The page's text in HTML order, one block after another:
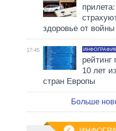
здоровье от войны
17:45
рейтинг
10 лет
стран Европы
Больше